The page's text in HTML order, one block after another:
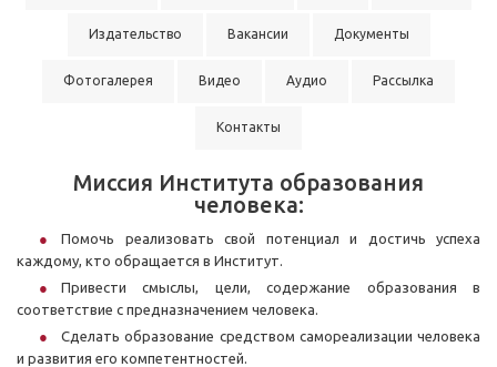
Издательство Вакансии Документы
Фотогалерея Видео Аудио Рассылка
Контакты
Миссия Института образования
человека:
Помочь реализовать свой потенциал и достичь успеха
каждому, кто обращается в Институт.
Привести смыслы, цели, содержание образования в
соответствие с предназначением человека.
Сделать образование средством самореализации человека
и развития его компетентностей.